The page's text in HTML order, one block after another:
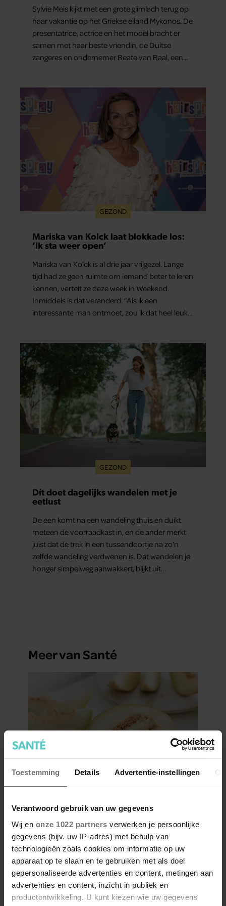
Toestemming Details Advertentie-instellingen
Verantwoord gebruik van uw gegevens
Wij en onze 1022 partners verwerken je persoonlijke
gegevens (bijv. uw IP-adres) met behulp van
technologieën zoals cookies om informatie op uw
apparaat op te slaan en te gebruiken met als doel
gepersonaliseerde advertenties en content, metingen aan
advertenties en content, inzicht in publiek en
productontwikkeling. U kunt kiezen wie uw gegevens
Sylvie Meis kijkt met een grote glimlach terug op
haar vakantie op het Griekse eiland Mykonos. De
presentatrice, actrice en het model bracht er
samen met haar beste vriendin, de Duitse
zangeres en ondernemer Beate van Baal, een
bestemming én vertelt ze hoe bijzonder de reis
voor haar is geweest.
GEZOND
Mariska van Kolck laat blokkade los:
‘Ik sta weer open’
Mariska van Kolck is al drie jaar vrijgezel. Lange
tijd had ze geen ruimte om iemand beter te leren
kennen, vertelt ze deze week in Weekend.
Inmiddels is dat veranderd. “Als ik een
interessante man ontmoet, zou ik dat heel leuk
GEZOND
Dít doet dagelijks wandelen met je
eetlust
De een komt na een wandeling thuis en duikt
meteen de voorraadkast in, en de ander merkt
juist dat de trek in een tussendoortje na zo’n
zelfde wandeling verdwenen is. Dat wandelen je
honger simpelweg aanwakkert, blijkt uit
Meer van Santé
Is meloen gezond?